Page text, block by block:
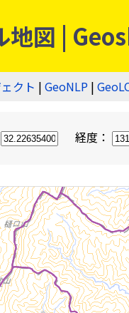
図 |
クト | GeoNLP |
経度：